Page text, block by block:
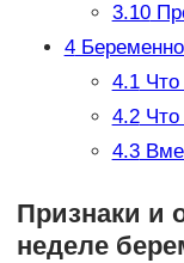
3.10
4
4.1Что
4.2Что
4.3
Признаки и
неделе